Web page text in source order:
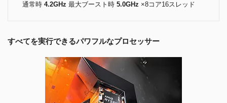
通常時 4.2GHz 最大ブースト時 5.0GHz ×8コア16スレッド
すべてを実行できるパワフルなプロセッサー